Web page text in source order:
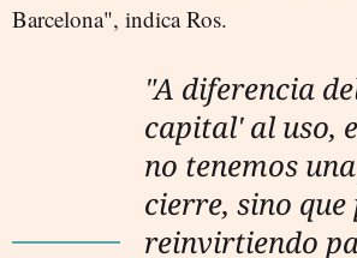
Barcelona", indica Ros.
"A diferencia
capital' al uso,
no tenemos
cierre, sino
reinvirtiendo